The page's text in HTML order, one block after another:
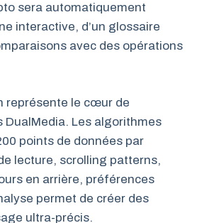
sera automatiquement
interactive, d’un glossaire
avec des opérations
représente le cœur de
DualMedia. Les algorithmes
points de données par
lecture, scrolling patterns,
en arrière, préférences
permet de créer des
ultra-précis.